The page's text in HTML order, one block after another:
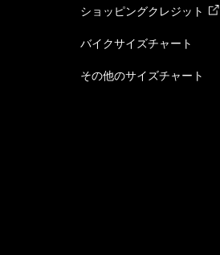
ショッピングクレジット
バイクサイズチャート
その他のサイズチャート